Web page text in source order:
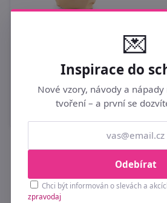
Buďte první u
Přihlaste se k odběru a získejte
💌
Inspirace do
Nové vzory, návody a
tvoření – a první se
Odebírat
Chci být informován o slevách a
zpravodaj